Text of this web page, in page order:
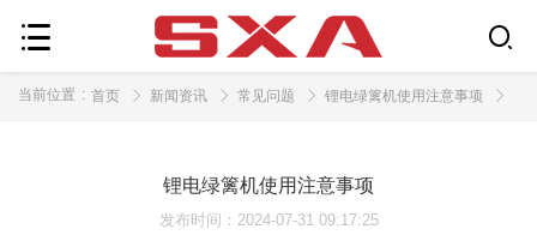
当前位置 : 首页 新闻资讯 常见问题 锂电绿篱机使用注意事项
锂电绿篱机使用注意事项
发布时间 ：2024-07-31 09:17:25